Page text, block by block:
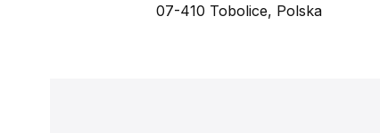
07-410 Tobolice, Polska